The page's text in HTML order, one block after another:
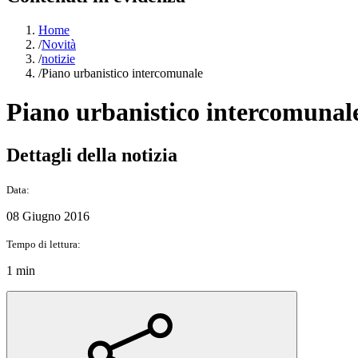
Home
/Novità
/notizie
/Piano urbanistico intercomunale
Piano urbanistico
Dettagli della notizia
Data:
08 Giugno 2016
Tempo di lettura:
1 min